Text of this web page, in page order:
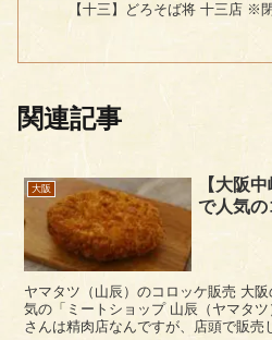
【十三】どろそば将 十三店 ※
関連記事
大阪
【大阪
で人気
ヤマタツ（山辰）のコロッケ販売 大阪の中崎町にあるコロッケが人
気の「ミートショップ 山辰（ヤマタツ）
さんは精肉店なんですが、店頭で販売